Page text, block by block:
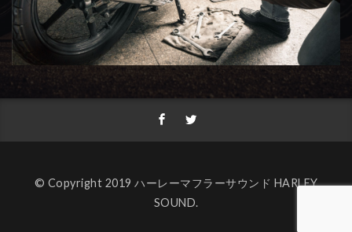
© Copyright 2019 ハーレーマフラーサウンド HARLEY
SOUND.